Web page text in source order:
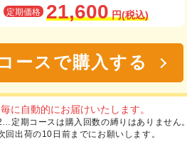
定期価格 21,600 円(税込)
ースで購入する
に自動的にお届けいたします。
期コースは購入回数の縛りはありません。
回出荷の10日前までにお願いします。